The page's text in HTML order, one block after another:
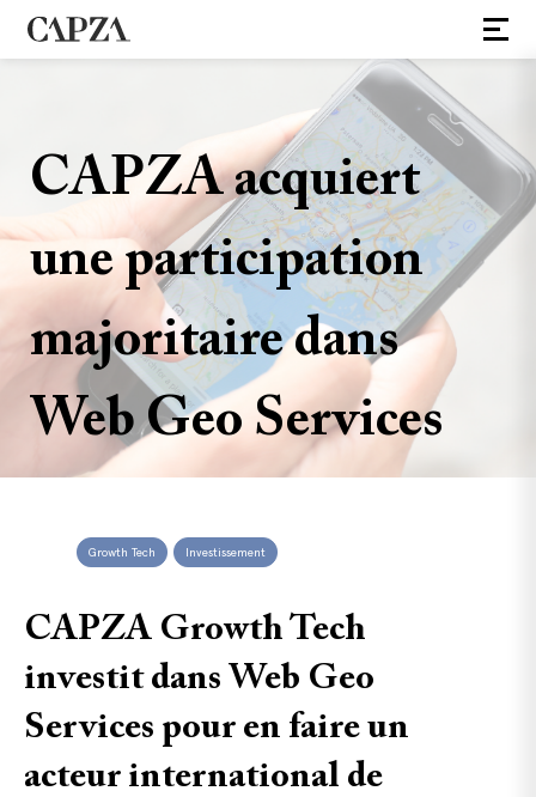
CAPZA acquiert
une participation
majoritaire dans
Web Geo Services
Growth Tech Investissement
CAPZA Growth Tech
investit dans Web Geo
Services pour en faire un
acteur international de